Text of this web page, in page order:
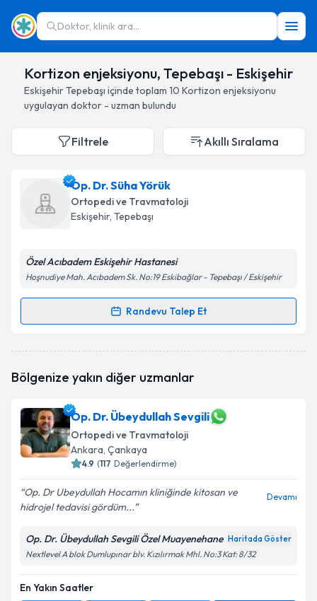
Doktor, klinik ara...
Kortizon enjeksiyonu, Tepebaşı - Eskişehir
EskişehirTepebaşı içinde toplam 10 Kortizon enjeksiyonu
uygulayan doktor - uzman bulundu
Filtrele Akıllı Sıralama
Op. Dr. Süha Yörük
Ortopedi ve Travmatoloji
Eskişehir, Tepebaşı
Özel Acıbadem Eskişehir Hastanesi
Hoşnudiye Mah. Acıbadem Sk. No:19 Eskibağlar - Tepebaşı / Eskişehir
Randevu Talep Et
Randevu Takvimi Talebi
oluşturun. Size bu uzmandan randevu almanız için bir
E-posta Adresiniz
Kişisel verilerimin işlenmesine ilişkin Aydınlatma
Metni'ni okudum ve kişisel verilerimin belirtilen
Takvim Talebini Gönder
Bölgenize yakın diğer uzmanlar
Op. Dr. Übeydullah Sevgili
Ortopedi ve Travmatoloji
Ankara, Çankaya
4.9 (117 Değerlendirme)
Op. Dr Ubeydullah Hocamın kliniğinde kitosan ve
hidrojel tedavisi gördüm...
Devamı
Op. Dr. Übeydullah Sevgili Özel Muayenehane Haritada Göster
Nextlevel A blok Dumlupınar blv. Kızılırmak Mhl. No:3 Kat: 8/32
En Yakın Saatler